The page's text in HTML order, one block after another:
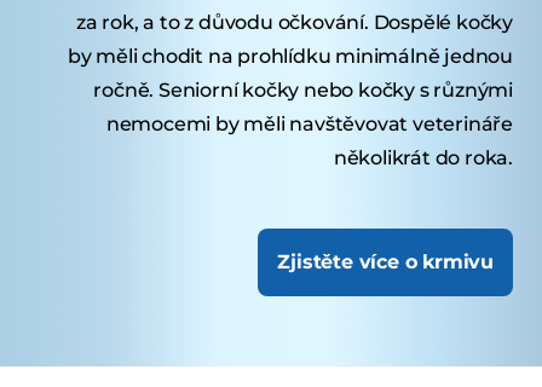
za rok, a to z důvodu očkování. Dospělé kočky
by měli chodit na prohlídku minimálně jednou
ročně. Seniorní kočky nebo kočky s různými
nemocemi by měli navštěvovat veterináře
několikrát do roka.
Zjistěte více o krmivu